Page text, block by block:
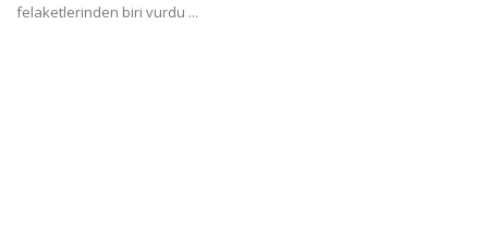
felaketlerinden biri vurdu ...